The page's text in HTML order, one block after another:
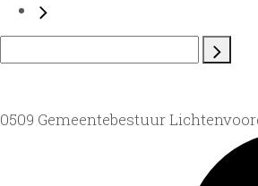
0509 Gemeentebestuur